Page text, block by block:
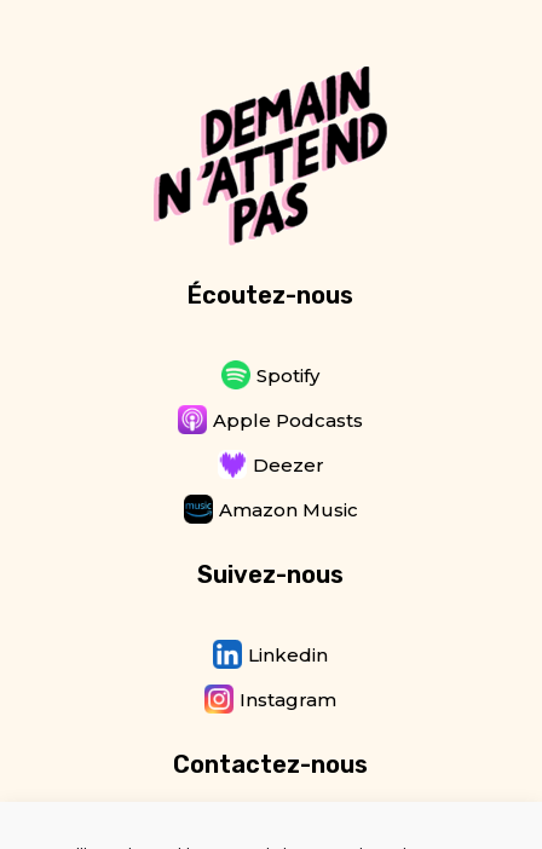
Écoutez-nous
Spotify
Apple Podcasts
Deezer
Amazon Music
Suivez-nous
Linkedin
Instagram
Contactez-nous